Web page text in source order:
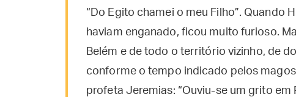
“Do Egito chamei o meu Filho”. Quando
haviam enganado, ficou muito furioso.
Belém e de todo o território vizinho, de
conforme o tempo indicado pelos
profeta Jeremias: “Ouviu-se um grito em